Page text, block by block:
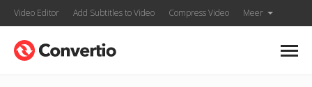
Video Editor Add Subtitles to Video Compress Video Meer